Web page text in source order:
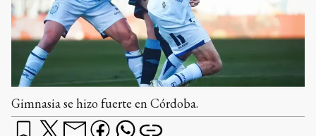
Gimnasia se hizo fuerte en Córdoba.